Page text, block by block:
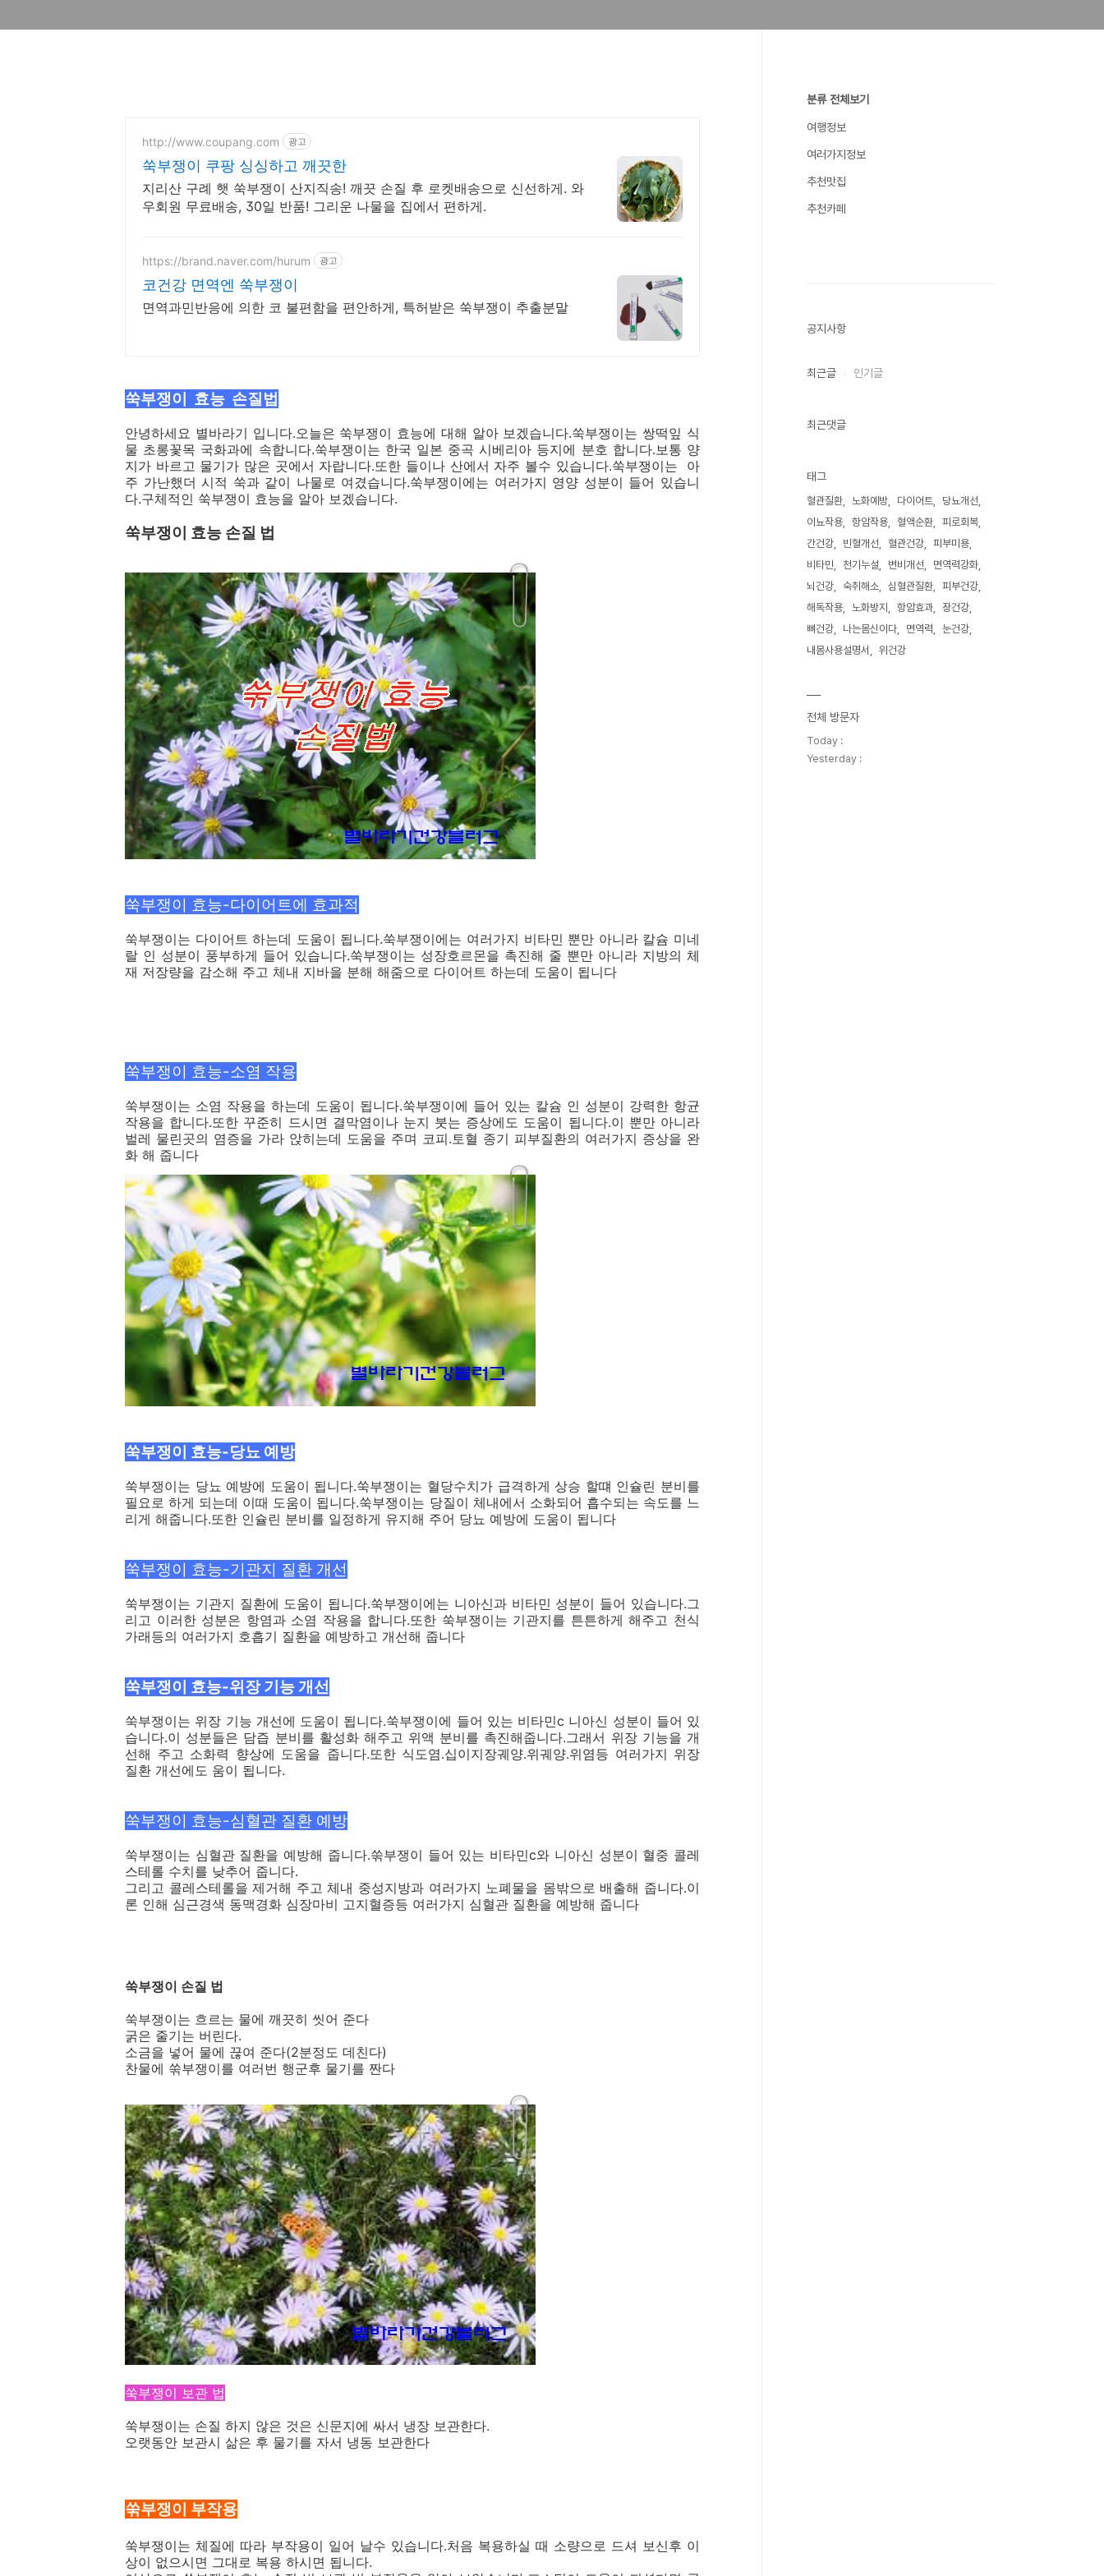
http://www.coupang.com 광고
쑥부쟁이 쿠팡 싱싱하고 깨끗한
지리산 구례 햇 쑥부쟁이 산지직송! 깨끗 손질 후 로켓배송으로 신선하게. 와
우회원 무료배송, 30일 반품! 그리운 나물을 집에서 편하게.
https://brand.naver.com/hurum 광고
코건강 면역엔 쑥부쟁이
면역과민반응에 의한 코 불편함을 편안하게, 특허받은 쑥부쟁이 추출분말
쑥부쟁이 효능 손질법
안녕하세요 별바라기 입니다.오늘은 쑥부쟁이 효능에 대해 알아 보겠습니다.쑥부쟁이는 쌍떡잎 식
물 초롱꽃목 국화과에 속합니다.쑥부쟁이는 한국 일본 중곡 시베리아 등지에 분호 합니다.보통 양
지가 바르고 물기가 많은 곳에서 자랍니다.또한 들이나 산에서 자주 볼수 있습니다.쑥부쟁이는 아
주 가난했더 시적 쑥과 같이 나물로 여겼습니다.쑥부쟁이에는 여러가지 영양 성분이 들어 있습니
다.구체적인 쑥부쟁이 효능을 알아 보겠습니다.
쑥부쟁이 효능 손질 법
쑥부쟁이 효능-다이어트에 효과적
쑥부쟁이는 다이어트 하는데 도움이 됩니다.쑥부쟁이에는 여러가지 비타민 뿐만 아니라 칼슘 미네
랄 인 성분이 풍부하게 들어 있습니다.쑥부쟁이는 성장호르몬을 촉진해 줄 뿐만 아니라 지방의 체
재 저장량을 감소해 주고 체내 지바을 분해 해줌으로 다이어트 하는데 도움이 됩니다
쑥부쟁이 효능-소염 작용
쑥부쟁이는 소염 작용을 하는데 도움이 됩니다.쑥부쟁이에 들어 있는 칼슘 인 성분이 강력한 항균
작용을 합니다.또한 꾸준히 드시면 결막염이나 눈지 붓는 증상에도 도움이 됩니다.이 뿐만 아니라
벌레 물린곳의 염증을 가라 앉히는데 도움을 주며 코피.토혈 종기 피부질환의 여러가지 증상을 완
화 해 줍니다
쑥부쟁이 효능-당뇨 예방
쑥부쟁이는 당뇨 예방에 도움이 됩니다.쑥부쟁이는 혈당수치가 급격하게 상승 할떄 인슐린 분비를
필요로 하게 되는데 이때 도움이 됩니다.쑥부쟁이는 당질이 체내에서 소화되어 흡수되는 속도를 느
리게 해줍니다.또한 인슐린 분비를 일정하게 유지해 주어 당뇨 예방에 도움이 됩니다
쑥부쟁이 효능-기관지 질환 개선
쑥부쟁이는 기관지 질환에 도움이 됩니다.쑥부쟁이에는 니아신과 비타민 성분이 들어 있습니다.그
리고 이러한 성분은 항염과 소염 작용을 합니다.또한 쑥부쟁이는 기관지를 튼튼하게 해주고 천식
가래등의 여러가지 호흡기 질환을 예방하고 개선해 줍니다
쑥부쟁이 효능-위장 기능 개선
쑥부쟁이는 위장 기능 개선에 도움이 됩니다.쑥부쟁이에 들어 있는 비타민c 니아신 성분이 들어 있
습니다.이 성분들은 담즙 분비를 활성화 해주고 위액 분비를 촉진해줍니다.그래서 위장 기능을 개
선해 주고 소화력 향상에 도움을 줍니다.또한 식도염.십이지장궤양.위궤양.위염등 여러가지 위장
질환 개선에도 움이 됩니다.
쑥부쟁이 효능-심혈관 질환 예방
쑥부쟁이는 심혈관 질환을 예방해 줍니다.쑦부쟁이 들어 있는 비타민c와 니아신 성분이 혈중 콜레
스테롤 수치를 낮추어 줍니다.
그리고 콜레스테롤을 제거해 주고 체내 중성지방과 여러가지 노폐물을 몸밖으로 배출해 줍니다.이
론 인해 심근경색 동맥경화 심장마비 고지혈증등 여러가지 심혈관 질환을 예방해 줍니다
쑥부쟁이 손질 법
쑥부쟁이는 흐르는 물에 깨끗히 씻어 준다
굵은 줄기는 버린다.
소금을 넣어 물에 끊여 준다(2분정도 데친다)
찬물에 쑦부쟁이를 여러번 행군후 물기를 짠다
쑥부쟁이 보관 법
쑥부쟁이는 손질 하지 않은 것은 신문지에 싸서 냉장 보관한다.
오랫동안 보관시 삶은 후 물기를 자서 냉동 보관한다
쑦부쟁이 부작용
쑥부쟁이는 체질에 따라 부작용이 일어 날수 있습니다.처음 복용하실 때 소량으로 드셔 보신후 이
상이 없으시면 그대로 복용 하시면 됩니다.
분류 전체보기
여행정보
여러가지정보
추천맛집
추천카페
공지사항
최근글 인기글
최근댓글
태그
혈관질환 노화예방 다이어트
당뇨개선
이뇨작용
항암작용 혈액순환
피로회복
간건강
빈혈개선 혈관건강
피부미용
비타민
천기누설 변비개선
면역력강화
뇌건강
숙취해소 심혈관질환
피부건강
해독작용
노화방지 항암효과
장건강
뼈건강
나는몸신이다 면역력
눈건강
내몸사용설명서
위건강
전체 방문자
Today :
Yesterday :